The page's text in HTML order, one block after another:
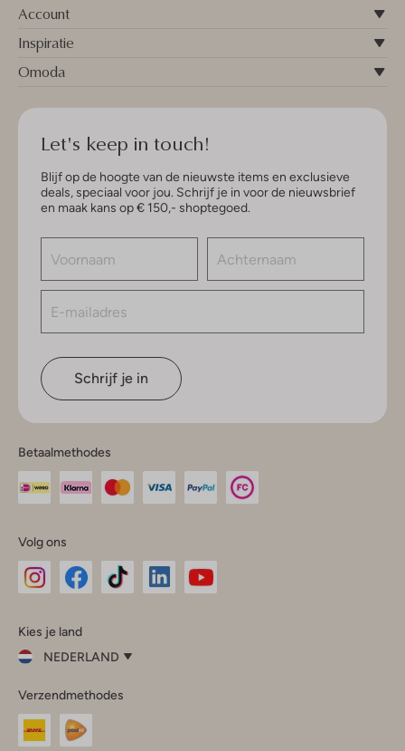
Account
Inspiratie
Omoda
Let's keep in touch!
Blijf op de hoogte van de nieuwste items en exclusieve
deals, speciaal voor jou. Schrijf je in voor de nieuwsbrief
en maak kans op € 150,- shoptegoed.
Schrijf je in
Betaalmethodes
Volg ons
InstagramFacebook
Kies je land
NEDERLAND
je
land
Nederland
Verzendmethodes